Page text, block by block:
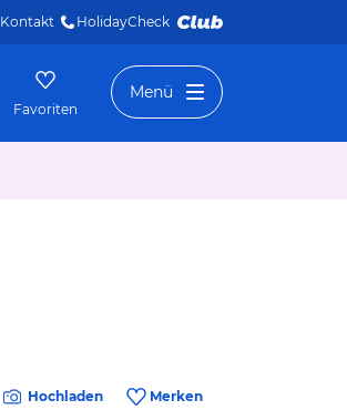
Kontakt HolidayCheck
Favoriten
Menü
Hochladen Merken